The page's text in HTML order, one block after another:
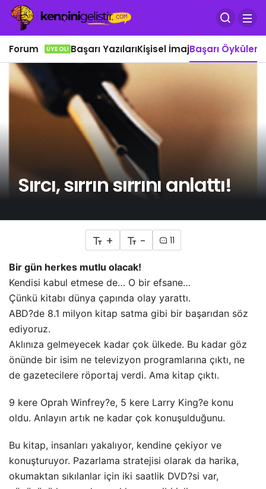
Forum ÜYE OL! Başarı YazılarıKişisel İmajBaşarı Öyküleri
Sırcı, sırrın sırrını anlattı!
+ - 11
Bir gün herkes mutlu olacak!
Kendisi kabul etmese de… O bir efsane…
Çünkü kitabı dünya çapında olay yarattı.
ABD?de 8.1 milyon kitap satma gibi bir başarıdan söz
ediyoruz.
Aklınıza gelmeyecek kadar çok ülkede. Bu kadar göz
önünde bir isim ne televizyon programlarına çıktı, ne
de gazetecilere röportaj verdi. Ama kitap çıktı.
9 kere Oprah Winfrey?e, 5 kere Larry King?e konu
oldu. Anlayın artık ne kadar çok konuşulduğunu.
Bu kitap, insanları yakalıyor, kendine çekiyor ve
konuşturuyor. Pazarlama stratejisi olarak da harika,
okumaktan sıkılanlar için iki saatlik DVD?si var,